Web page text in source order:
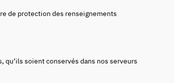
de protection des renseignements
soient conservés dans nos serveurs